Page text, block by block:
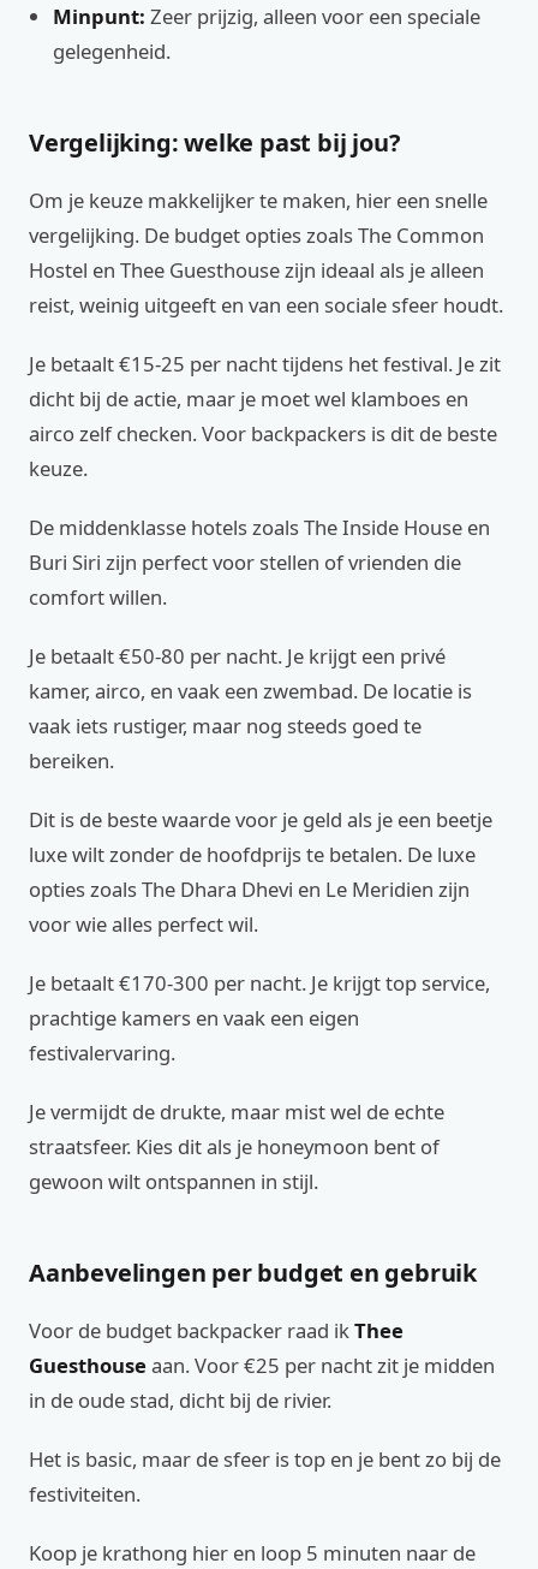
Minpunt: Zeer prijzig, alleen voor een speciale
gelegenheid.
Vergelijking: welke past bij jou?
Om je keuze makkelijker te maken, hier een snelle
vergelijking. De budget opties zoals The Common
Hostel en Thee Guesthouse zijn ideaal als je alleen
reist, weinig uitgeeft en van een sociale sfeer houdt.
Je betaalt €15-25 per nacht tijdens het festival. Je zit
dicht bij de actie, maar je moet wel klamboes en
airco zelf checken. Voor backpackers is dit de beste
keuze.
De middenklasse hotels zoals The Inside House en
Buri Siri zijn perfect voor stellen of vrienden die
comfort willen.
Je betaalt €50-80 per nacht. Je krijgt een privé
kamer, airco, en vaak een zwembad. De locatie is
vaak iets rustiger, maar nog steeds goed te
bereiken.
Dit is de beste waarde voor je geld als je een beetje
luxe wilt zonder de hoofdprijs te betalen. De luxe
opties zoals The Dhara Dhevi en Le Meridien zijn
voor wie alles perfect wil.
Je betaalt €170-300 per nacht. Je krijgt top service,
prachtige kamers en vaak een eigen
festivalervaring.
Je vermijdt de drukte, maar mist wel de echte
straatsfeer. Kies dit als je honeymoon bent of
gewoon wilt ontspannen in stijl.
Aanbevelingen per budget en gebruik
Voor de budget backpacker raad ikThee
Guesthouseaan. Voor €25 per nacht zit je midden
in de oude stad, dicht bij de rivier.
Het is basic, maar de sfeer is top en je bent zo bij de
festiviteiten.
Koop je krathong hier en loop 5 minuten naar de